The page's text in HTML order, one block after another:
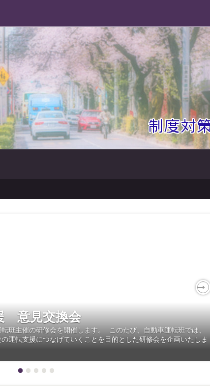
意見交換会
班主催の研修会を開催します。 このたび、自動車運転班では、
運転支援につなげていくことを目的とした研修会を企画いたしま